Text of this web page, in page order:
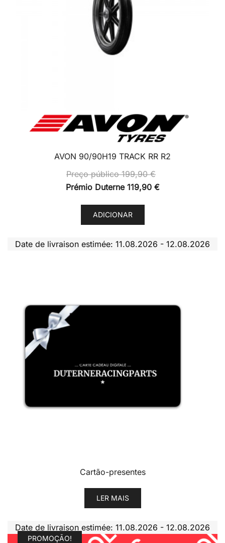
AVON 90/90H19 TRACK RR R2
Preço público199,90€
Prémio Duterne 119,90 €
ADICIONAR
Date de livraison estimée: 11.08.2026 - 12.08.2026
Cartão-presentes
LER MAIS
Date de livraison estimée: 11.08.2026 - 12.08.2026
PROMOÇÃO!